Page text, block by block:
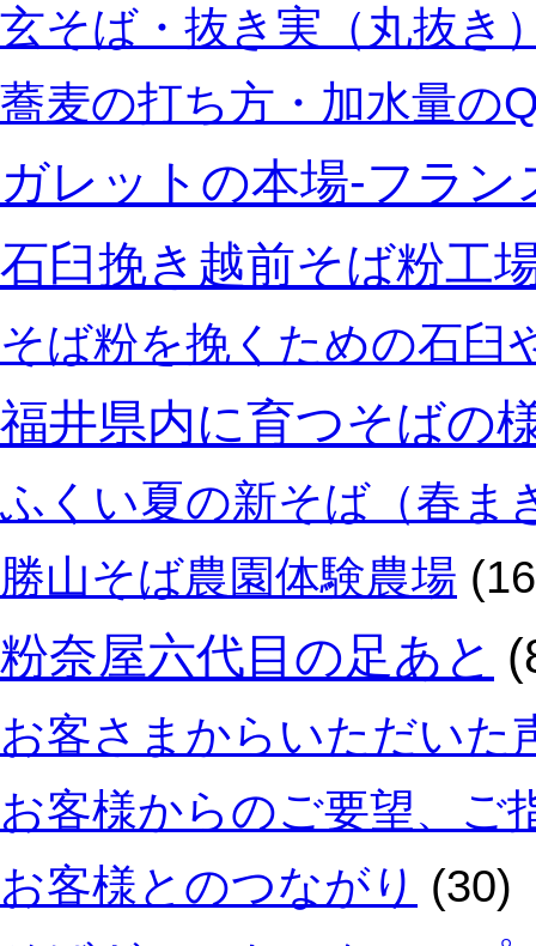
玄そば・抜き実（丸抜き
蕎麦の打ち方・加水量の
ガレットの本場‐フラ
石臼挽き越前そば粉工
そば粉を挽くための石臼
福井県内に育つそばの
ふくい夏の新そば（春ま
勝山そば農園体験農場
粉奈屋六代目の足あと
お客さまからいただいた
お客様からのご要望、ご
お客様とのつながり (30)